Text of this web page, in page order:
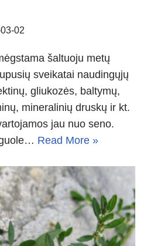
02
šaltuoju metų
sveikatai naudingųjų
gliukozės, baltymų,
mineralinių druskų ir kt.
jau nuo seno.
Read More »